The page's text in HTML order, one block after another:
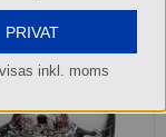
PRIVAT
inkl. moms